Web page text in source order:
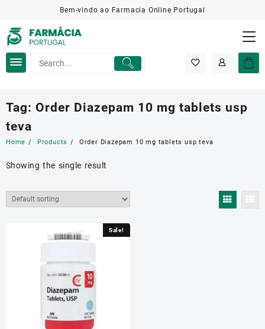
content
Bem-vindo ao Farmacia Online Portugal
Tag: Order Diazepam 10 mg tablets usp
teva
Home Products Order Diazepam 10 mg tablets usp teva
Showing the single result
Sale!